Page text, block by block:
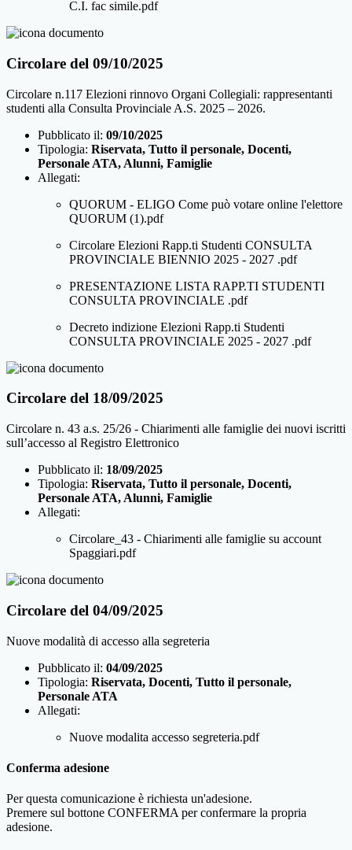
C.I. fac simile.pdf
Circolare del 09/10/2025
Circolare n.117 Elezioni rinnovo Organi Collegiali: rappresentanti
studenti alla Consulta Provinciale A.S. 2025 – 2026.
Pubblicato il: 09/10/2025
Tipologia: Riservata, Tutto il personale, Docenti,
Personale ATA, Alunni, Famiglie
Allegati:
QUORUM - ELIGO Come può votare online l'elettore
QUORUM (1).pdf
Circolare Elezioni Rapp.ti Studenti CONSULTA
PROVINCIALE BIENNIO 2025 - 2027 .pdf
PRESENTAZIONE LISTA RAPP.TI STUDENTI
CONSULTA PROVINCIALE .pdf
Decreto indizione Elezioni Rapp.ti Studenti
CONSULTA PROVINCIALE 2025 - 2027 .pdf
Circolare del 18/09/2025
Circolare n. 43 a.s. 25/26 - Chiarimenti alle famiglie dei nuovi iscritti
sull’accesso al Registro Elettronico
Pubblicato il: 18/09/2025
Tipologia: Riservata, Tutto il personale, Docenti,
Personale ATA, Alunni, Famiglie
Allegati:
Circolare_43 - Chiarimenti alle famiglie su account
Spaggiari.pdf
Circolare del 04/09/2025
Nuove modalità di accesso alla segreteria
Pubblicato il: 04/09/2025
Tipologia: Riservata, Docenti, Tutto il personale,
Personale ATA
Allegati:
Nuove modalita accesso segreteria.pdf
Conferma adesione
Per questa comunicazione è richiesta un'adesione.
Premere sul bottone CONFERMA per confermare la propria
adesione.